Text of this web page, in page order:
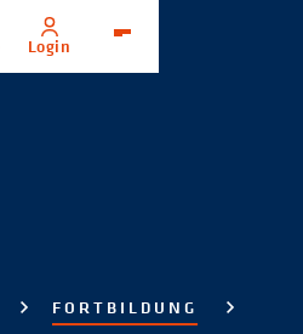
Login
FORTBILDUNG